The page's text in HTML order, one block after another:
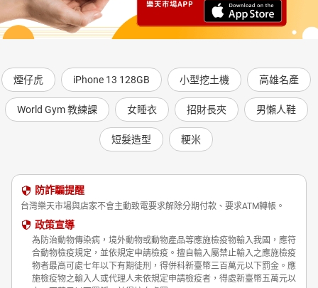
煙仔虎 iPhone 13 128GB 小型挖土機 高雄名產
World Gym 教練課 女睡衣 招財長夾 男懶人鞋
短髮造型 粳米
防詐騙提醒
台灣樂天市場與店家不會主動致電要求解除分期付款、要求ATM轉帳。
政策宣導
為防治動物傳染病，境外動物或動物產品等應施檢疫物輸入我國，應符
合動物檢疫規定，並依規定申請檢疫。擅自輸入屬禁止輸入之應施檢疫
物者最高可處七年以下有期徒刑，得併科新臺幣三百萬元以下罰金。應
施檢疫物之輸入人或代理人未依規定申請檢疫者，得處新臺幣五萬元以